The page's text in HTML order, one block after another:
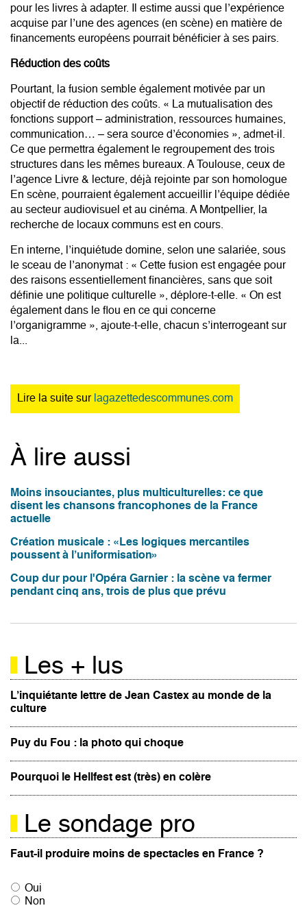
pour les livres à adapter. Il estime aussi que l’expérience
acquise par l’une des agences (en scène) en matière de
financements européens pourrait bénéficier à ses pairs.
Réduction des coûts
Pourtant, la fusion semble également motivée par un
objectif de réduction des coûts. « La mutualisation des
fonctions support – administration, ressources humaines,
communication… – sera source d’économies », admet-il.
Ce que permettra également le regroupement des trois
structures dans les mêmes bureaux. A Toulouse, ceux de
l’agence Livre & lecture, déjà rejointe par son homologue
En scène, pourraient également accueillir l’équipe dédiée
au secteur audiovisuel et au cinéma. A Montpellier, la
recherche de locaux communs est en cours.
En interne, l’inquiétude domine, selon une salariée, sous
le sceau de l’anonymat : « Cette fusion est engagée pour
des raisons essentiellement financières, sans que soit
définie une politique culturelle », déplore-t-elle. « On est
également dans le flou en ce qui concerne
l’organigramme », ajoute-t-elle, chacun s’interrogeant sur
la...
Lire la suite sur lagazettedescommunes.com
À lire aussi
Moins insouciantes, plus multiculturelles: ce que
disent les chansons francophones de la France
actuelle
Création musicale : «Les logiques mercantiles
poussent à l’uniformisation»
Coup dur pour l'Opéra Garnier : la scène va fermer
pendant cinq ans, trois de plus que prévu
Les + lus
L’inquiétante lettre de Jean Castex au monde de la
culture
Puy du Fou : la photo qui choque
Pourquoi le Hellfest est (très) en colère
Le sondage pro
Faut-il produire moins de spectacles en France ?
Oui
Non